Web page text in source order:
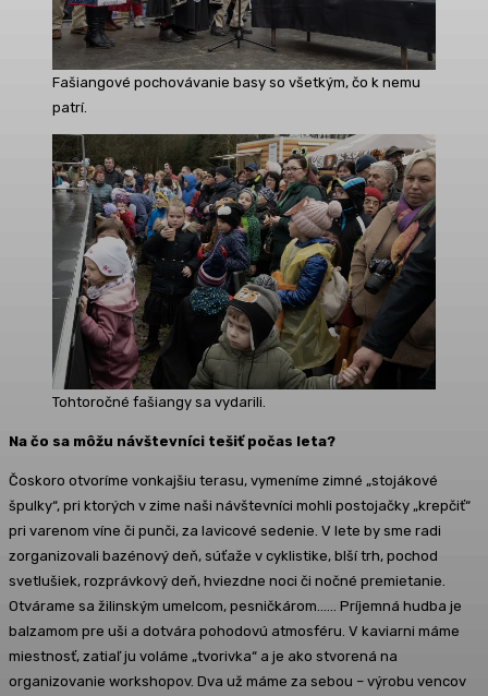
Fašiangové pochovávanie basy so všetkým, čo k nemu
patrí.
Tohtoročné fašiangy sa vydarili.
Na čo sa môžu návštevníci tešiť počas leta?
Čoskoro otvoríme vonkajšiu terasu, vymeníme zimné „stojákové
špulky“, pri ktorých v zime naši návštevníci mohli postojačky „krepčiť“
pri varenom víne či punči, za lavicové sedenie. V lete by sme radi
zorganizovali bazénový deň, súťaže v cyklistike, blší trh, pochod
svetlušiek, rozprávkový deň, hviezdne noci či nočné premietanie.
Otvárame sa žilinským umelcom, pesničkárom…… Príjemná hudba je
balzamom pre uši a dotvára pohodovú atmosféru. V kaviarni máme
miestnosť, zatiaľ ju voláme „tvorivka“ a je ako stvorená na
organizovanie workshopov. Dva už máme za sebou – výrobu vencov